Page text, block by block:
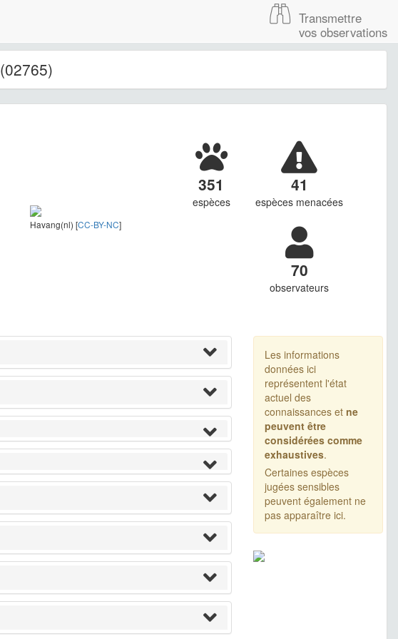
Transmettre
vos observations
(02765)
Havang(nl) [CC-BY-NC]
351
espèces
41
espèces menacées
70
observateurs
Les informations
données ici
représentent l'état
actuel des
connaissances et ne
peuvent être
considérées comme
exhaustives.
Certaines espèces
jugées sensibles
peuvent également ne
pas apparaître ici.